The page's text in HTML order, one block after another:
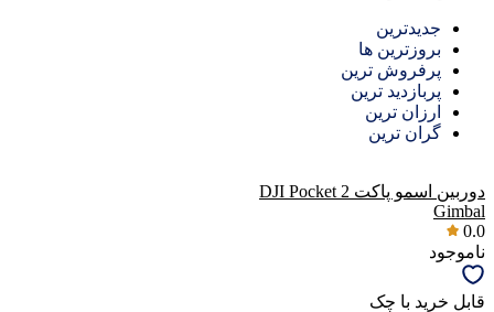
جدیدترین
بروزترین ها
پرفروش ترین
پربازدید ترین
ارزان ترین
گران ترین
دوربین اسمو پاکت DJI Pocket 2
Gimbal
0.0
ناموجود
قابل خرید با چک